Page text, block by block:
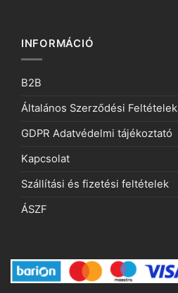
INFORMÁCIÓ
B2B
Általános Szerződési Feltételek
GDPR Adatvédelmi tájékoztató
Kapcsolat
Szállítási és fizetési feltételek
ÁSZF